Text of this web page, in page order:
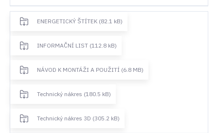
ENERGETICKÝ ŠTÍTEK (82.1 kB)
INFORMAČNÍ LIST (112.8 kB)
NÁVOD K MONTÁŽI A POUŽITÍ (6.8 MB)
Technický nákres (180.5 kB)
Technický nákres 3D (305.2 kB)